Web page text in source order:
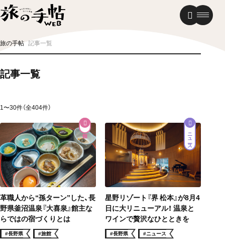
旅の手帖 記事一覧
記事一覧
1〜30件（全404件）
革職人から“孫ターン”した、長
野県釜沼温泉『大喜泉』館主な
らではの宿づくりとは
#長野県 #旅館
ニュース
星野リゾート『界 松本』が8月4
日に大リニューアル！ 温泉と
ワインで贅沢なひとときを
#長野県 #ニュース
温泉
グルメ
街歩き